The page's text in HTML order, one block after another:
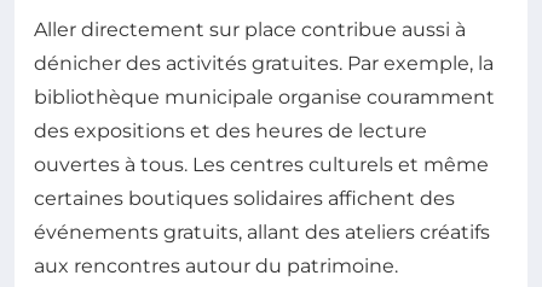
Aller directement sur place contribue aussi à
dénicher des activités gratuites. Par exemple, la
bibliothèque municipale organise couramment
des expositions et des heures de lecture
ouvertes à tous. Les centres culturels et même
certaines boutiques solidaires affichent des
événements gratuits, allant des ateliers créatifs
aux rencontres autour du patrimoine.